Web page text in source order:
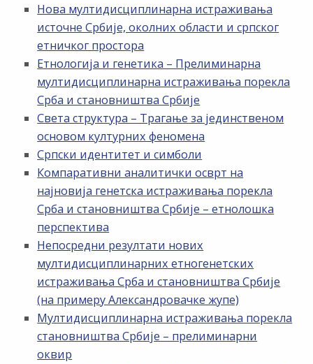
Нова мултидисциплинарна истраживања
источне Србије, околних области и српског
етничког простора
Етнологија и генетика – Прелиминарна
мултидисциплинарна истраживања порекла
Срба и становништва Србије
Света структура – Трагање за јединственом
основом културних феномена
Српски идентитет и симболи
Компаративни аналитички осврт на
најновија генетска истраживања порекла
Срба и становништва Србије – етнолошка
перспектива
Непосредни резултати нових
мултидисциплинарних етногенетских
истраживања Срба и становништва Србије
(на примеру Александровачке жупе)
Мултидисциплинарна истраживања порекла
становништва Србије – прелиминарни
оквир